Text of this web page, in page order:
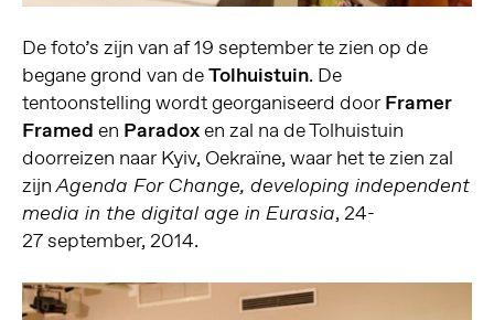
De foto’s zijn van af 19 september te zien op de
begane grond van deTolhuistuin. De
tentoonstelling wordt georganiseerd doorFramer
Framed en Paradoxen zal na de Tolhuistuin
doorreizen naar Kyiv, Oekraïne, waar het te zien zal
zijnAgenda For Change, developing independent
media in the digital age in Eurasia, 24-
27 september, 2014.